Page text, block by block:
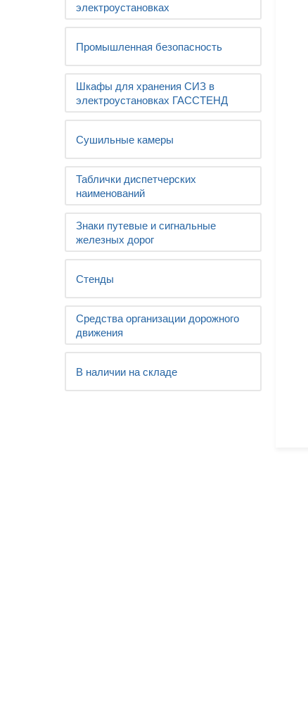
электроустановках
Промышленная безопасность
Шкафы для хранения СИЗ в
электроустановках ГАССТЕНД
Сушильные камеры
Таблички диспетчерских
наименований
Знаки путевые и сигнальные
железных дорог
Стенды
Средства организации дорожного
движения
В наличии на складе